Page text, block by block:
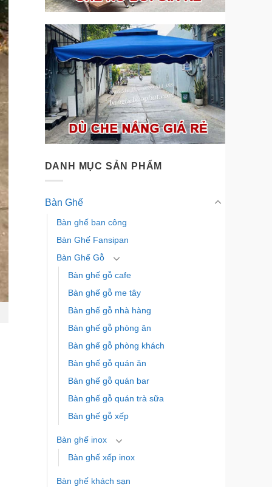
DANH MỤC SẢN PHẨM
Bàn Ghế
Bàn ghế ban công
Bàn Ghế Fansipan
Bàn Ghế Gỗ
Bàn ghế gỗ cafe
Bàn ghế gỗ me tây
Bàn ghế gỗ nhà hàng
Bàn ghế gỗ phòng ăn
Bàn ghế gỗ phòng khách
Bàn ghế gỗ quán ăn
Bàn ghế gỗ quán bar
Bàn ghế gỗ quán trà sữa
Bàn ghế gỗ xếp
Bàn ghế inox
Bàn ghế xếp inox
Bàn ghế khách sạn